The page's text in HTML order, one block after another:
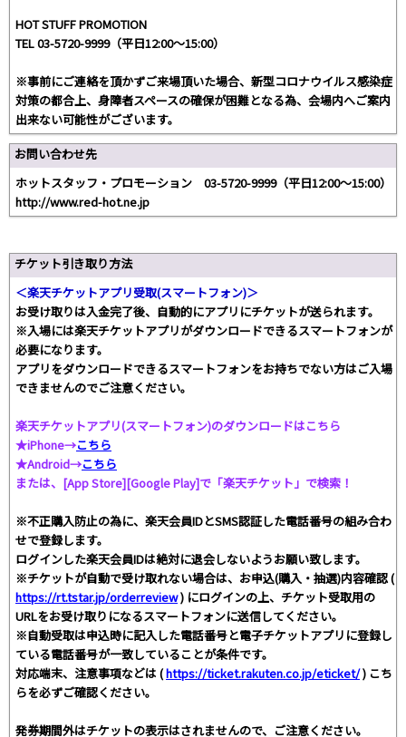
HOT STUFF PROMOTION
TEL 03-5720-9999（平日12:00〜15:00）
※事前にご連絡を頂かずご来場頂いた場合、新型コロナウイルス感染症
対策の都合上、身障者スペースの確保が困難となる為、会場内へご案内
出来ない可能性がございます。
お問い合わせ先
ホットスタッフ・プロモーション 03-5720-9999（平日12:00〜15:00）
http://www.red-hot.ne.jp
チケット引き取り方法
＜楽天チケットアプリ受取(スマートフォン)＞
お受け取りは入金完了後、自動的にアプリにチケットが送られます。
※入場には楽天チケットアプリがダウンロードできるスマートフォンが
必要になります。
アプリをダウンロードできるスマートフォンをお持ちでない方はご入場
できませんのでご注意ください。
楽天チケットアプリ(スマートフォン)のダウンロードはこちら
★iPhone→こちら
★Android→こちら
または、[App Store][Google Play]で「楽天チケット」で検索！
※不正購入防止の為に、楽天会員IDとSMS認証した電話番号の組み合わ
せで登録します。
ログインした楽天会員IDは絶対に退会しないようお願い致します。
※チケットが自動で受け取れない場合は、お申込(購入・抽選)内容確認 (
https://rt.tstar.jp/orderreview) にログインの上、チケット受取用の
URLをお受け取りになるスマートフォンに送信してください。
※自動受取は申込時に記入した電話番号と電子チケットアプリに登録し
ている電話番号が一致していることが条件です。
対応端末、注意事項などは (https://ticket.rakuten.co.jp/eticket/) こち
らを必ずご確認ください。
発券期間外はチケットの表示はされませんので、ご注意ください。